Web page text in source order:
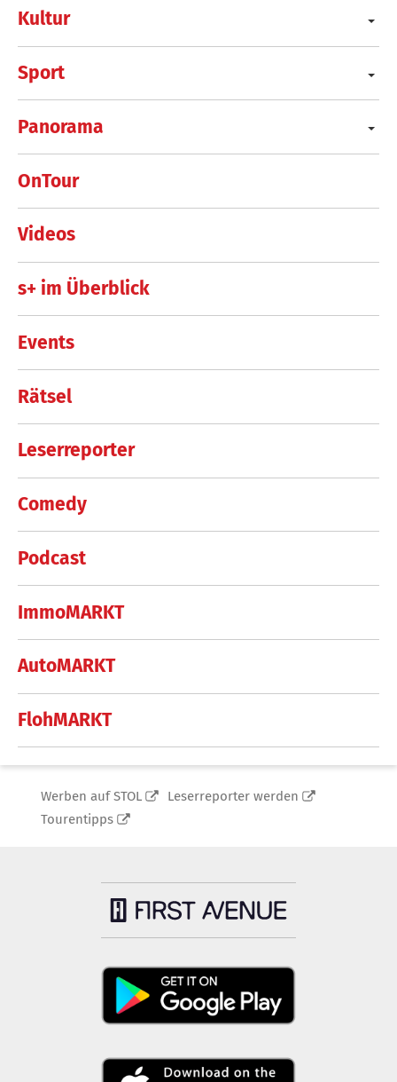
Kultur
Sport
Panorama
OnTour
Videos
s+ im Überblick
Events
Rätsel
Leserreporter
Comedy
Podcast
ImmoMARKT
AutoMARKT
FlohMARKT
Werben auf STOL
Leserreporter werden
Tourentipps